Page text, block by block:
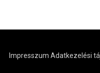
Impresszum Adatkezelési